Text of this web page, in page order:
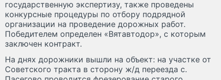
государственную экспертизу, также проведены
конкурсные процедуры по отбору подрядной
организации на проведение дорожных работ.
Победителем определен «Вятавтодор», с которым
заключен контракт.
На днях дорожники вышли на объект: на участке от
Советского тракта в сторону ж/д переезда с.